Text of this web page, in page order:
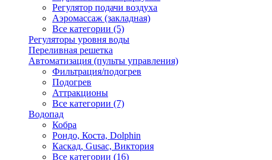
Регулятор подачи воздуха
Аэромассаж (закладная)
Все категории (5)
Регуляторы уровня воды
Переливная решетка
Автоматизация (пульты управления)
Фильтрация/подогрев
Подогрев
Аттракционы
Все категории (7)
Водопад
Кобра
Рондо, Коста, Dolphin
Каскад, Gusac, Виктория
Все категории (16)